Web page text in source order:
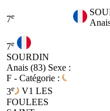
7e
7e
SOURDIN
Anais (83) Sexe :
F - Catégorie :
3e V1 LES
FOULEES